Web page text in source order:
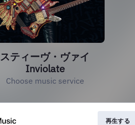
スティーヴ・ヴァイ
Inviolate
Choose music service
再生する